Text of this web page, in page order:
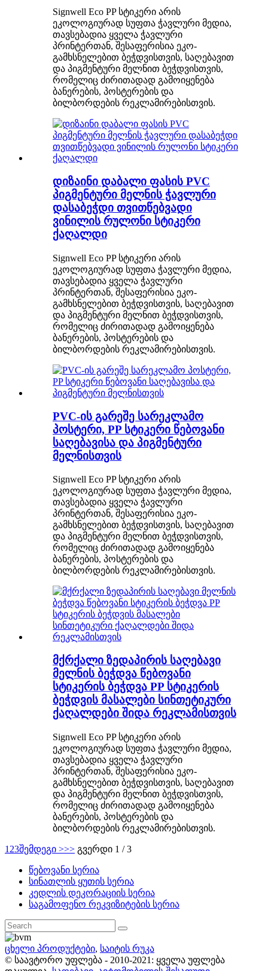
Signwell Eco PP სტიკერი არის
ეკოლოგიურად სუფთა ჭავლური მედია,
თავსებადია ყველა ჭავლური
პრინტერთან, შესაფერისია ეკო-
გამხსნელებით ბეჭდვისთვის, საღებავით
და პიგმენტური მელნით ბეჭდვისთვის,
რომელიც ძირითადად გამოიყენება
ბანერების, პოსტერების და
ბილბორდების რეკლამირებისთვის.
დიზაინი დაბალი ფასის PVC
პიგმენტური მელნის ჭავლური
დასაბეჭდი თვითწებვადი
ვინილის რულონი სტიკერი
ქაღალდი
Signwell Eco PP სტიკერი არის
ეკოლოგიურად სუფთა ჭავლური მედია,
თავსებადია ყველა ჭავლური
პრინტერთან, შესაფერისია ეკო-
გამხსნელებით ბეჭდვისთვის, საღებავით
და პიგმენტური მელნით ბეჭდვისთვის,
რომელიც ძირითადად გამოიყენება
ბანერების, პოსტერების და
ბილბორდების რეკლამირებისთვის.
PVC-ის გარეშე სარეკლამო
პოსტერი, PP სტიკერი წებოვანი
საღებავისა და პიგმენტური
მელნისთვის
Signwell Eco PP სტიკერი არის
ეკოლოგიურად სუფთა ჭავლური მედია,
თავსებადია ყველა ჭავლური
პრინტერთან, შესაფერისია ეკო-
გამხსნელებით ბეჭდვისთვის, საღებავით
და პიგმენტური მელნით ბეჭდვისთვის,
რომელიც ძირითადად გამოიყენება
ბანერების, პოსტერების და
ბილბორდების რეკლამირებისთვის.
მქრქალი ზედაპირის საღებავი
მელნის ბეჭდვა წებოვანი
სტიკერის ბეჭდვა PP სტიკერის
ბეჭდვის მასალები სინთეტიკური
ქაღალდები შიდა რეკლამისთვის
Signwell Eco PP სტიკერი არის
ეკოლოგიურად სუფთა ჭავლური მედია,
თავსებადია ყველა ჭავლური
პრინტერთან, შესაფერისია ეკო-
გამხსნელებით ბეჭდვისთვის, საღებავით
და პიგმენტური მელნით ბეჭდვისთვის,
რომელიც ძირითადად გამოიყენება
ბანერების, პოსტერების და
ბილბორდების რეკლამირებისთვის.
1 23შემდეგი >>> გვერდი 1 / 3
წებოვანი სერია
სინათლის ყუთის სერია
კედლის დეკორაციის სერია
საგამოფენო რეკვიზიტების სერია
ცხელი პროდუქტები, საიტის რუკა
© საავტორო უფლება - 2010-2021: ყველა უფლება